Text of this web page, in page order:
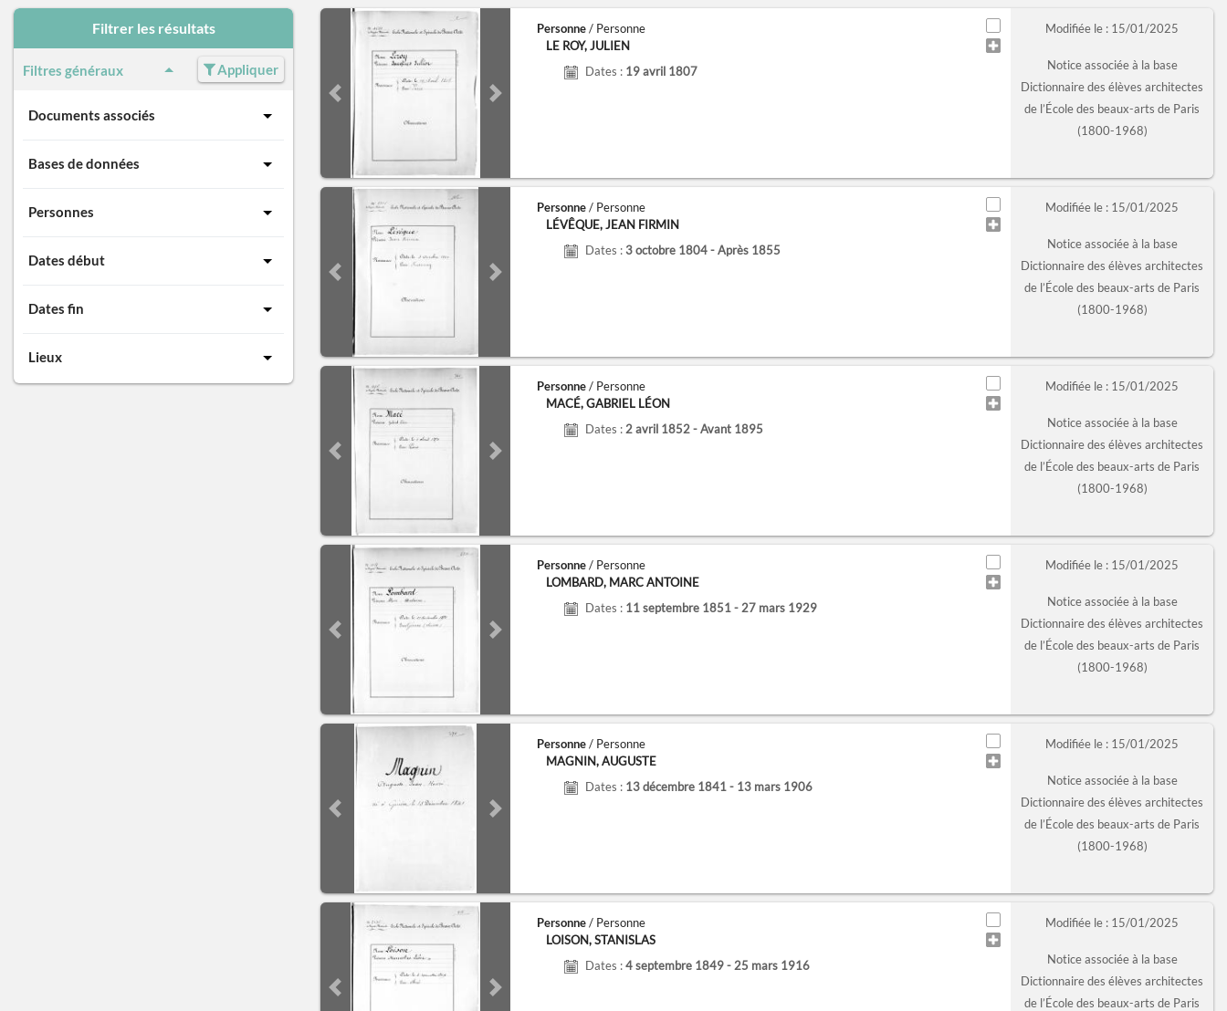
Filtrer les résultats
Filtres généraux Appliquer
Documents associés
Bases de données
Personnes
Dates début
Dates fin
Lieux
Previous slide Next slide
Personne/ Personne
LE ROY, JULIEN
Dates : 19 avril 1807
Modifiée le : 15/01/2025
Notice associée à la base
Dictionnaire des élèves architectes
de l’École des beaux-arts de Paris
(1800-1968)
Previous slide Next slide
Personne/ Personne
LÉVÊQUE, JEAN FIRMIN
Dates :3 octobre 1804 - Après 1855
Modifiée le : 15/01/2025
Notice associée à la base
Dictionnaire des élèves architectes
de l’École des beaux-arts de Paris
(1800-1968)
Previous slide Next slide
Personne/ Personne
MACÉ, GABRIEL LÉON
Dates : 2 avril 1852 - Avant 1895
Modifiée le : 15/01/2025
Notice associée à la base
Dictionnaire des élèves architectes
de l’École des beaux-arts de Paris
(1800-1968)
Previous slide Next slide
Personne/ Personne
LOMBARD, MARC ANTOINE
Dates : 11 septembre 1851 - 27 mars 1929
Modifiée le : 15/01/2025
Notice associée à la base
Dictionnaire des élèves architectes
de l’École des beaux-arts de Paris
(1800-1968)
Previous slide Next slide
Personne/ Personne
MAGNIN, AUGUSTE
Dates : 13 décembre 1841 - 13 mars 1906
Modifiée le : 15/01/2025
Notice associée à la base
Dictionnaire des élèves architectes
de l’École des beaux-arts de Paris
(1800-1968)
Previous slide Next slide
Personne/ Personne
LOISON, STANISLAS
Dates :4 septembre 1849 - 25 mars 1916
Modifiée le : 15/01/2025
Notice associée à la base
Dictionnaire des élèves architectes
de l’École des beaux-arts de Paris